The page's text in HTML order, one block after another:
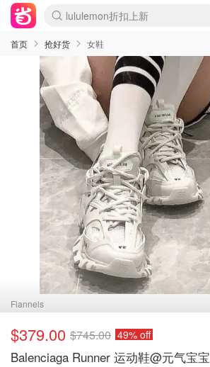
lululemon折扣上新
Sasa美妆护肤3.5折
SSENSE年中3折
FreshBeauty好价汇总
Cettire降价+叠9折
WWS Coles超市实拍
viagogo二手票捡漏
Myer超级周末1折
The Outnet奢牌1折起
David Jones 3折起
Flannels大牌1折
Perfumes Club护肤1折
AMIRO返校季6.2折
Amazon折扣汇总
eToro入金$200送$50
Amazon数码好物
ICONIC本周7.5折
ThedoubleF高奢地板价
Moose Knuckles 6折
丝芙兰5折起
EUFY官网3.7折起
Selenichast首饰2折
Trip机票酒店促销
YSL送5件彩妆礼
Amazon家居好物
Amazon美妆护肤
雅漾大喷$8
过敏原检测盒$33
伊索独家赠50ml沐浴露
科颜氏清仓3折
SEALIFE海洋馆门票6折
丝塔芙大白罐$16
订阅Newsletter送香薰
Cult Beauty 6.8折
Harrods圣诞日历2.3折
LN-CC奢牌私促3折
d'Alba空姐喷雾$16
EVE LOM套装逆天2折
Bernardelli独家4折
Adore Beauty 6折起
CT圣诞日历
Mytheresa奢品2.7折
Luxury Escapes 9折
Currentbody美容仪9折
MOON Garden Live
Roborock扫地机3.7折
Tingo Life水杯$24
Valentino官网5折
CR洗发护发6.3折
修丽可套装7.4折
Myer彩妆2件7折
GANNI官网4.5折
Stylevana韩妆4折
Tessabit高奢8.5折
OGX洗护4折
Amazon阿德莱德次日达
卡诗8.5折+赠礼
Philips Hue灯具8折
首页 抢好货 女鞋
Flannels
$379.00 $745.00 49% off
Balenciaga Runner 运动鞋@元气宝宝